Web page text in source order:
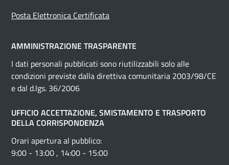
Posta Elettronica Certificata
AMMINISTRAZIONE TRASPARENTE
I dati personali pubblicati sono riutilizzabili solo alle
condizioni previste dalla direttiva comunitaria 2003/98/CE
e dal d.lgs. 36/2006
UFFICIO ACCETTAZIONE, SMISTAMENTO E TRASPORTO
DELLA CORRISPONDENZA
Orari apertura al pubblico:
9:00 - 13:00 , 14:00 - 15:00